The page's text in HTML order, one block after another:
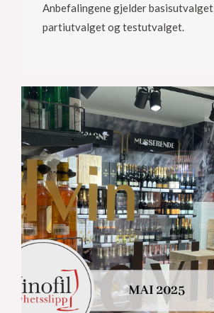
Anbefalingene gjelder basisutvalget,
partiutvalget og testutvalget.